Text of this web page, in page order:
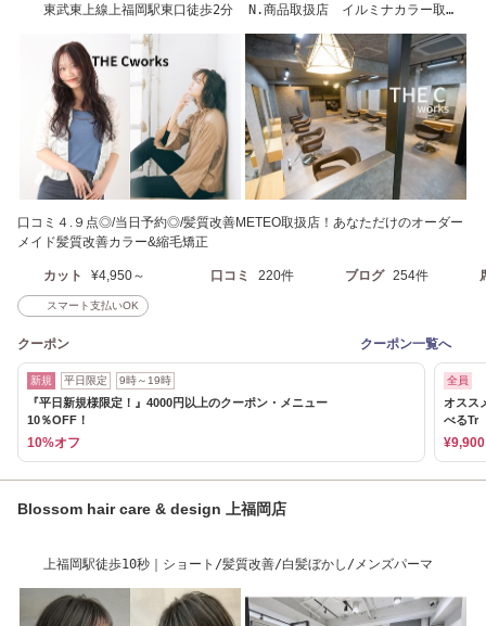
東武東上線上福岡駅東口徒歩2分 N.商品取扱店 イルミナカラー取
口コミ４.９点◎/当日予約◎/髪質改善METEO取扱店！あなただけのオーダー
メイド髪質改善カラー&縮毛矯正
カット ¥4,950～ 口コミ 220件 ブログ 254件
スマート支払いOK
クーポン クーポン一覧へ
新規 平日限定 9時～19時
『平日新規様限定！』4000円以上のクーポン・メニュー
10％OFF！
10%オフ
全員
オスス
べるTr
¥9,900
Blossom hair care & design 上福岡店
上福岡駅徒歩10秒｜ショート/髪質改善/白髪ぼかし/メンズパーマ